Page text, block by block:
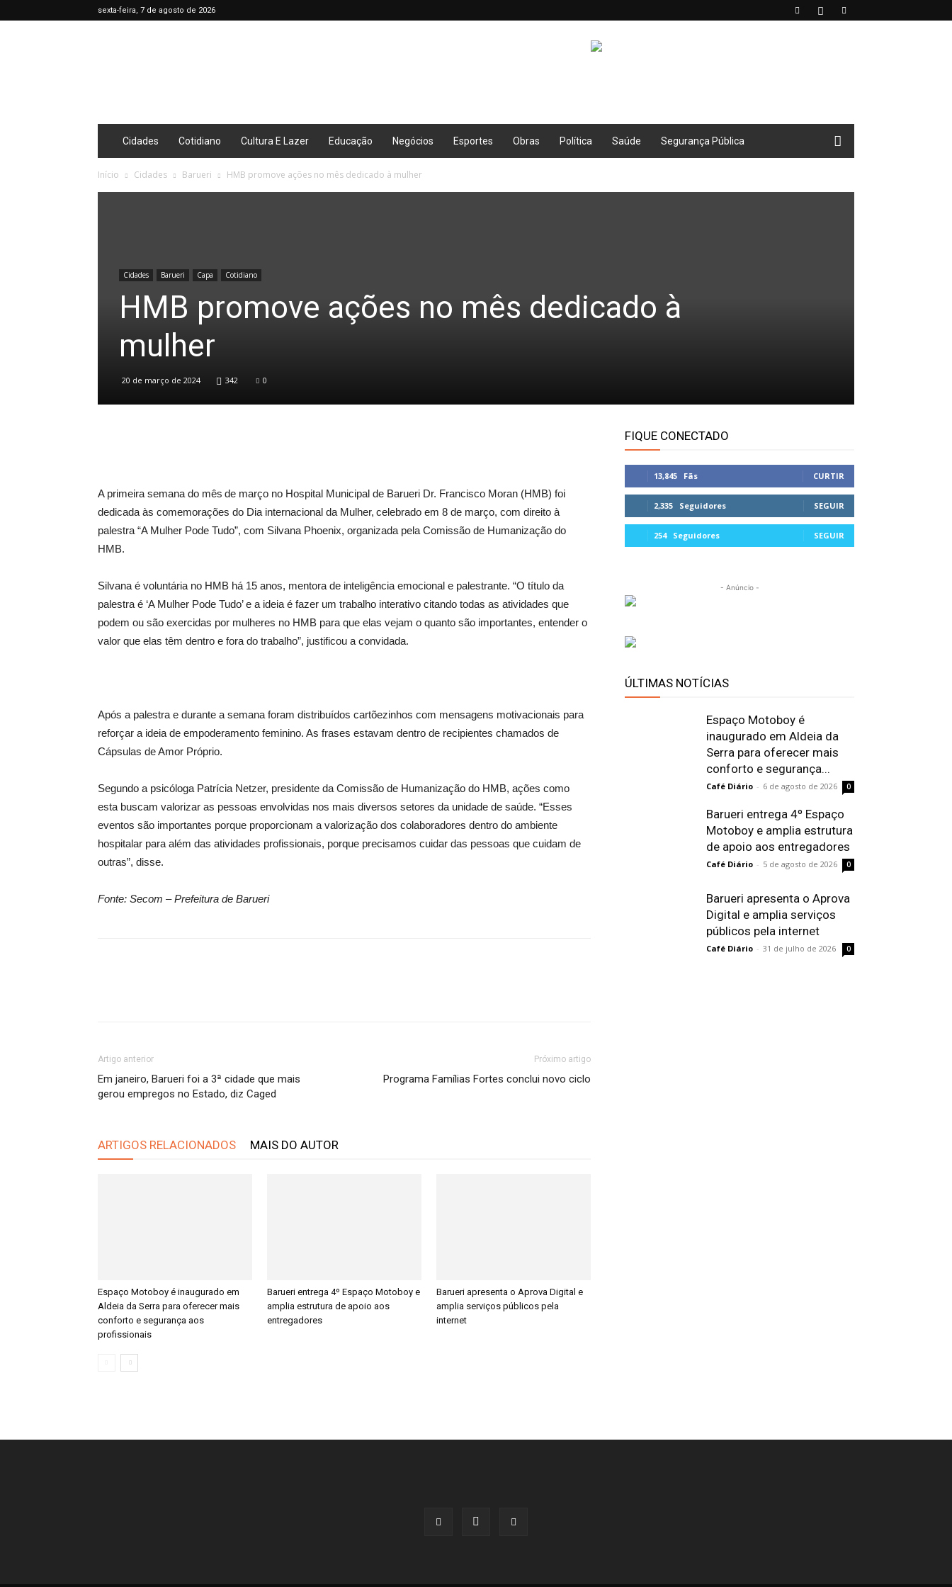
sexta-feira, 7 de agosto de 2026
Cidades Cotidiano Cultura E Lazer Educação Negócios Esportes Obras Política Saúde Segurança Pública
Início Cidades Barueri HMB promove ações no mês dedicado à mulher
Cidades Barueri Capa Cotidiano
HMB promove ações no mês dedicado à
mulher
20 de março de 2024 342 0
A primeira semana do mês de março no Hospital Municipal de Barueri Dr. Francisco Moran (HMB) foi
dedicada às comemorações do Dia internacional da Mulher, celebrado em 8 de março, com direito à
palestra “A Mulher Pode Tudo”, com Silvana Phoenix, organizada pela Comissão de Humanização do
HMB.
Silvana é voluntária no HMB há 15 anos, mentora de inteligência emocional e palestrante. “O título da
palestra é ‘A Mulher Pode Tudo’ e a ideia é fazer um trabalho interativo citando todas as atividades que
podem ou são exercidas por mulheres no HMB para que elas vejam o quanto são importantes, entender o
valor que elas têm dentro e fora do trabalho”, justificou a convidada.
Após a palestra e durante a semana foram distribuídos cartõezinhos com mensagens motivacionais para
reforçar a ideia de empoderamento feminino. As frases estavam dentro de recipientes chamados de
Cápsulas de Amor Próprio.
Segundo a psicóloga Patrícia Netzer, presidente da Comissão de Humanização do HMB, ações como
esta buscam valorizar as pessoas envolvidas nos mais diversos setores da unidade de saúde. “Esses
eventos são importantes porque proporcionam a valorização dos colaboradores dentro do ambiente
hospitalar para além das atividades profissionais, porque precisamos cuidar das pessoas que cuidam de
outras”, disse.
Fonte: Secom – Prefeitura de Barueri
Artigo anterior
Em janeiro, Barueri foi a 3ª cidade que mais
gerou empregos no Estado, diz Caged
Próximo artigo
Programa Famílias Fortes conclui novo ciclo
ARTIGOS RELACIONADOS MAIS DO AUTOR
Espaço Motoboy é inaugurado em
Aldeia da Serra para oferecer mais
conforto e segurança aos
profissionais
Barueri entrega 4º Espaço Motoboy e
amplia estrutura de apoio aos
entregadores
Barueri apresenta o Aprova Digital e
amplia serviços públicos pela
internet
FIQUE CONECTADO
13,845 Fãs CURTIR
2,335 Seguidores SEGUIR
254 Seguidores SEGUIR
- Anúncio -
ÚLTIMAS NOTÍCIAS
Espaço Motoboy é
inaugurado em Aldeia da
Serra para oferecer mais
conforto e segurança...
Café Diário - 6 de agosto de 2026 0
Barueri entrega 4º Espaço
Motoboy e amplia estrutura
de apoio aos entregadores
Café Diário - 5 de agosto de 2026 0
Barueri apresenta o Aprova
Digital e amplia serviços
públicos pela internet
Café Diário - 31 de julho de 2026 0